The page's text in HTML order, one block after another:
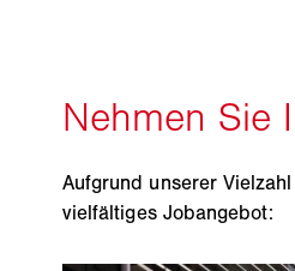
Aufgrund unserer
vielfältiges Jobangebot: